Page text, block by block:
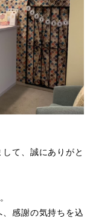
て、誠にありがと
感謝の気持ちを込